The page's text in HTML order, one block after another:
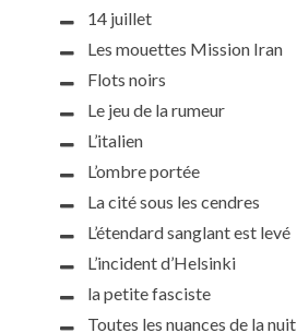
14 juillet
Les mouettes Mission Iran
Flots noirs
Le jeu de la rumeur
L’italien
L’ombre portée
La cité sous les cendres
L’étendard sanglant est levé
L’incident d’Helsinki
la petite fasciste
Toutes les nuances de la nuit